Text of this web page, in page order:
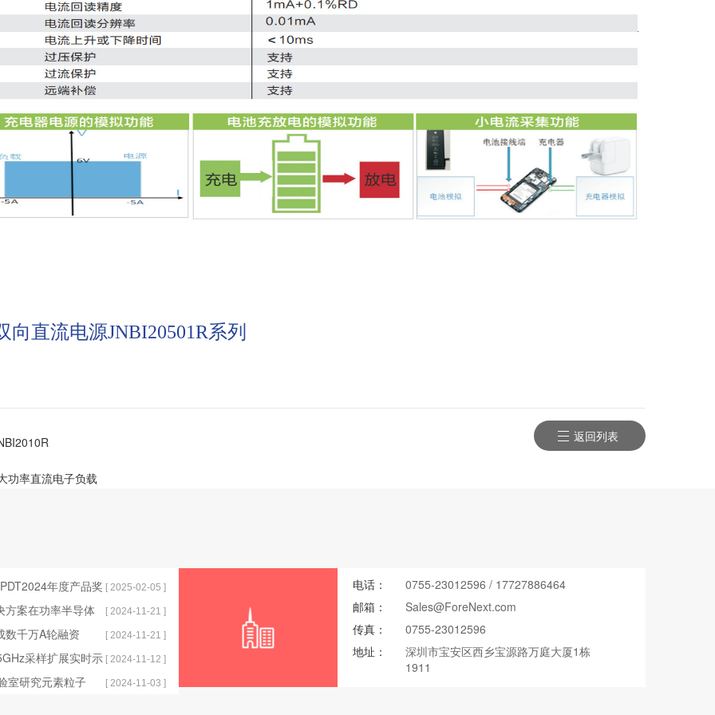
向直流电源JNBI20501R系列
功率直流电子负载
返回列表
年度产品奖 [ 2025-02-05 ]
方案在功率半导体 [ 2024-11-21 ]
数千万A轮融资 [ 2024-11-21 ]
采样扩展实时示 [ 2024-11-12 ]
室研究元素粒子 [ 2024-11-03 ]
电话： 0755-23012596 / 17727886464
邮箱：
Sales@ForeNext.com
传真：
0755-23012596
地址：
深圳市宝安区西乡宝源路万庭大厦1栋
1911